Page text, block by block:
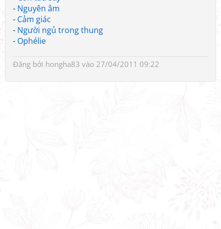
- Nguyên âm
- Cảm giác
- Người ngủ trong thung
- Ophélie
Đăng bởi hongha83 vào 27/04/2011 09:22